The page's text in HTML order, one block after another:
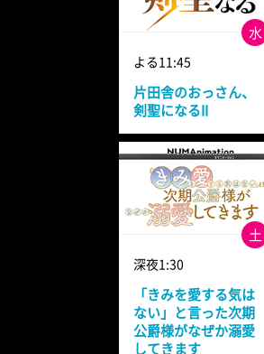
水
よる11:45
片田舎のおっさん、
剣聖になるII
土
深夜1:30
「きみを愛する気は
ない」と言った次期
公爵様がなぜか溺愛
してきます